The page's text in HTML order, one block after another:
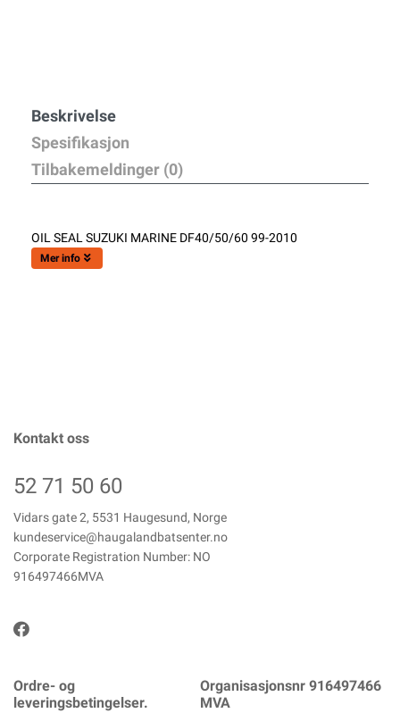
Beskrivelse
Spesifikasjon
Tilbakemeldinger (0)
OIL SEAL SUZUKI MARINE DF40/50/60 99-2010
Mer info
Kontakt oss
52 71 50 60
Vidars gate 2, 5531 Haugesund, Norge
kundeservice@haugalandbatsenter.no
Corporate Registration Number: NO
916497466MVA
Ordre- og
leveringsbetingelser.
Organisasjonsnr 916497466
MVA